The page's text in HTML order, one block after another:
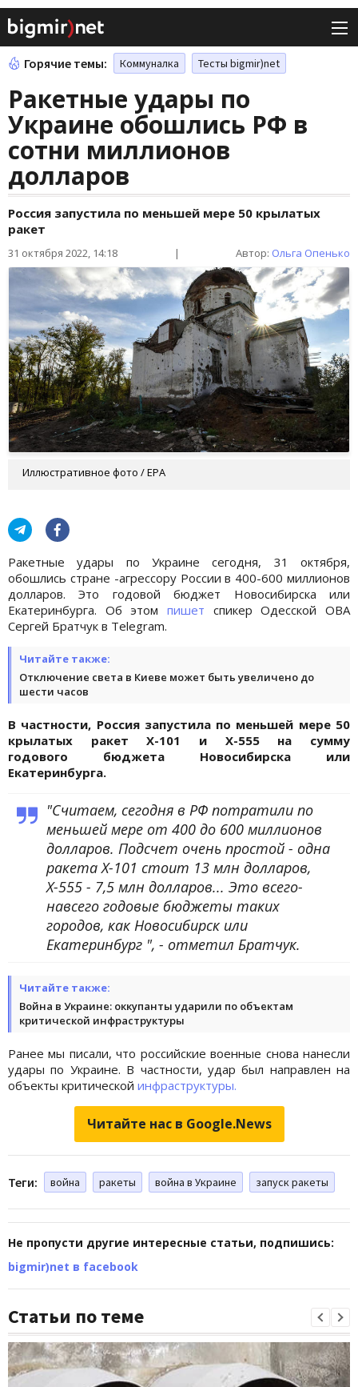
Горячие темы: Коммуналка Тесты bigmir)net
Ракетные удары по
Украине обошлись РФ в
сотни миллионов
долларов
Россия запустила по меньшей мере 50 крылатых
ракет
31 октября 2022, 14:18 | Автор: Ольга Опенько
Иллюстративное фото / EPA
Ракетные удары по Украине сегодня, 31 октября,
обошлись стране -агрессору России в 400-600 миллионов
долларов. Это годовой бюджет Новосибирска или
Екатеринбурга. Об этом пишет спикер Одесской ОВА
Сергей Братчук в Telegram.
Читайте также:
Отключение света в Киеве может быть увеличено до
шести часов
В частности, Россия запустила по меньшей мере 50
крылатых ракет Х-101 и Х-555 на сумму
годового бюджета Новосибирска или
Екатеринбурга.
"Считаем, сегодня в РФ потратили по
меньшей мере от 400 до 600 миллионов
долларов. Подсчет очень простой - одна
ракета Х-101 стоит 13 млн долларов,
Х-555 - 7,5 млн долларов... Это всего-
навсего годовые бюджеты таких
городов, как Новосибирск или
Екатеринбург ", - отметил Братчук.
Читайте также:
Война в Украине: оккупанты ударили по объектам
критической инфраструктуры
Ранее мы писали, что российские военные снова нанесли
удары по Украине. В частности, удар был направлен на
объекты критической инфраструктуры.
Читайте нас в Google.News
Теги: война ракеты война в Украине запуск ракеты
Не пропусти другие интересные статьи, подпишись:
bigmir)net в facebook
Статьи по теме